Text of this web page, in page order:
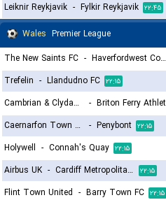
Leiknir Reykjavik - Fylkir Reykjavik ۲۲:۴۵
Wales Premier League
The New Saints FC - Haverfordwest County
Trefelin - Llandudno FC ۲۲:۱۵
Cambrian & Clydach
-
Caernarfon Town FC
- Penybont ۲۲:۱۵
Holywell - Connah's Quay ۲۲:۱۵
Airbus UK - Cardiff Metropolitan University F.C. ۲۲:۱۵
Flint Town United - Barry Town FC ۲۲:۱۵